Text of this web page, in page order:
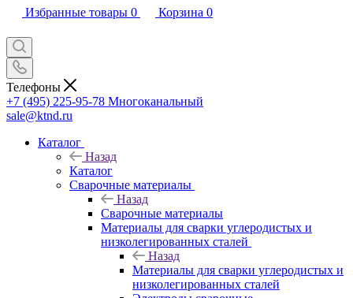
Избранные товары 0 Корзина 0
Телефоны
+7 (495) 225-95-78 Многоканальный
sale@ktnd.ru
Каталог
Назад
Каталог
Сварочные материалы
Назад
Сварочные материалы
Материалы для сварки углеродистых и
низколегированных сталей
Назад
Материалы для сварки углеродистых и
низколегированных сталей